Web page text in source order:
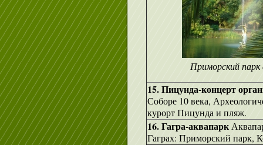
Приморский парк
15. Пицунда-концерт
Соборе 10 века,
курорт Пицунда и пляж.
16. Гагра-аквапарк
Гаграх: Приморский парк,